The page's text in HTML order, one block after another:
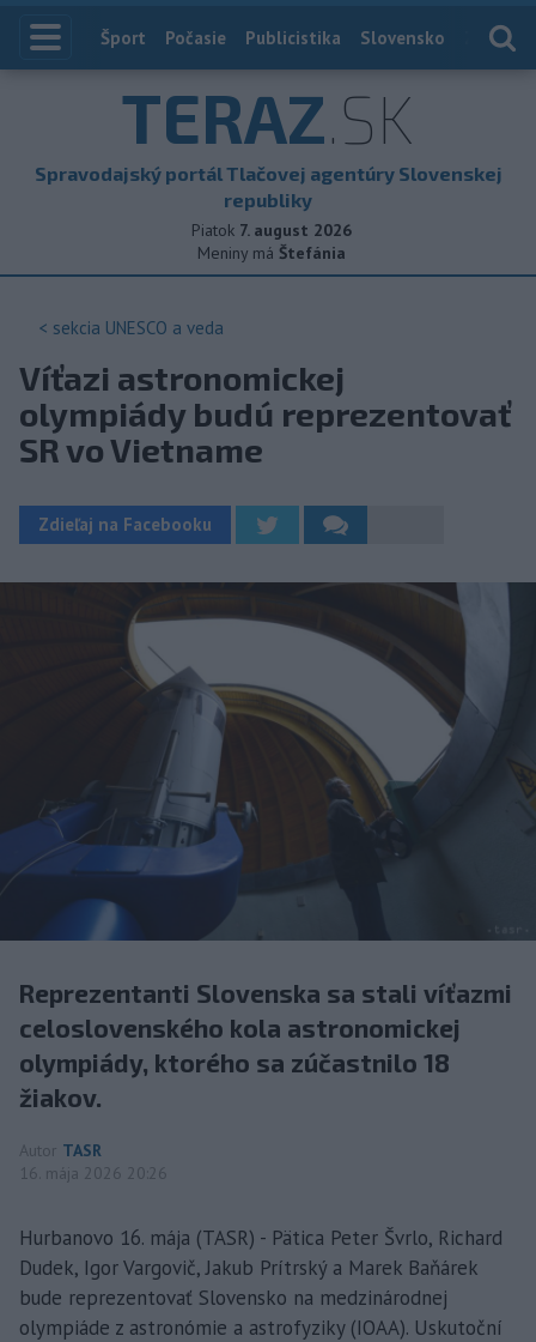
Index
Šport Počasie Publicistika Slovensko
TERAZ.SK
Spravodajský portál Tlačovej agentúry Slovenskej
republiky
Piatok 7. august 2026
Meniny má Štefánia
< sekcia UNESCO a veda
Víťazi astronomickej
olympiády budú reprezentovať
SR vo Vietname
Zdieľaj na Facebooku
Reprezentanti Slovenska sa stali víťazmi
celoslovenského kola astronomickej
olympiády, ktorého sa zúčastnilo 18
žiakov.
Autor TASR
16. mája 2026 20:26
Hurbanovo 16. mája (TASR) - Pätica Peter Švrlo, Richard
Dudek, Igor Vargovič, Jakub Prítrský a Marek Baňárek
bude reprezentovať Slovensko na medzinárodnej
olympiáde z astronómie a astrofyziky (IOAA). Uskutoční